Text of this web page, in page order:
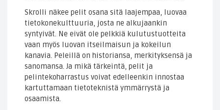
Skrolli näkee pelit osana sitä laajempaa, luovaa
tietokonekulttuuria, josta ne alkujaankin
syntyivät. Ne eivät ole pelkkiä kulutustuotteita
vaan myös luovan itseilmaisun ja kokeilun
kanavia. Peleillä on historiansa, merkityksensä ja
sanomansa. Ja mikä tärkeintä, pelit ja
pelintekoharrastus voivat edelleenkin innostaa
kartuttamaan tietoteknistä ymmärrystä ja
osaamista.